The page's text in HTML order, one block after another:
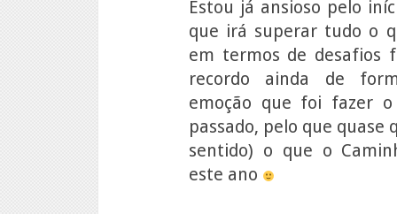
Estou já ansioso pelo
que irá superar tudo o
em termos de desafios
recordo ainda de
emoção que foi fazer
passado, pelo que quase
sentido) o que o
este ano